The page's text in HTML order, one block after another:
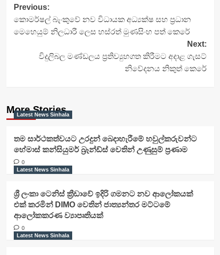
Post
navigation
Previous:
කොමර්ෂල් බැංකුවේ නව විධායක අධ්‍යක්ෂ සහ ප්‍රධාන
මෙහෙයුම් නිලධාරී ලෙස හස්රත් මුණසිංහ පත් කෙරේ
Next:
විදුලිබල මණ්ඩලය ප්‍රතිව්‍යුහගත කිරීමට අදාළ ගැසට්
නිවේදනය නිකුත් කෙරේ
More Stories
Latest News Sinhala
තම සාර්ථකත්වයට උරදුන් බෙදාහැරීමේ හවුල්කරුවන්ට
හේමාස් කන්සියුමර් බ්‍රෑන්ඩ්ස් වෙතින් උණුසුම් ප්‍රණාම
0
Latest News Sinhala
ශ්‍රී ලංකා ටෙනිස් ක්‍රීඩාවේ ඉදිරි ගමනට නව ආලෝකයක්
එක් කරමින් DIMO වෙතින් ජාත්‍යන්තර මට්ටමේ
ආලෝකකරණ ව්‍යාපෘතියක්
0
Latest News Sinhala